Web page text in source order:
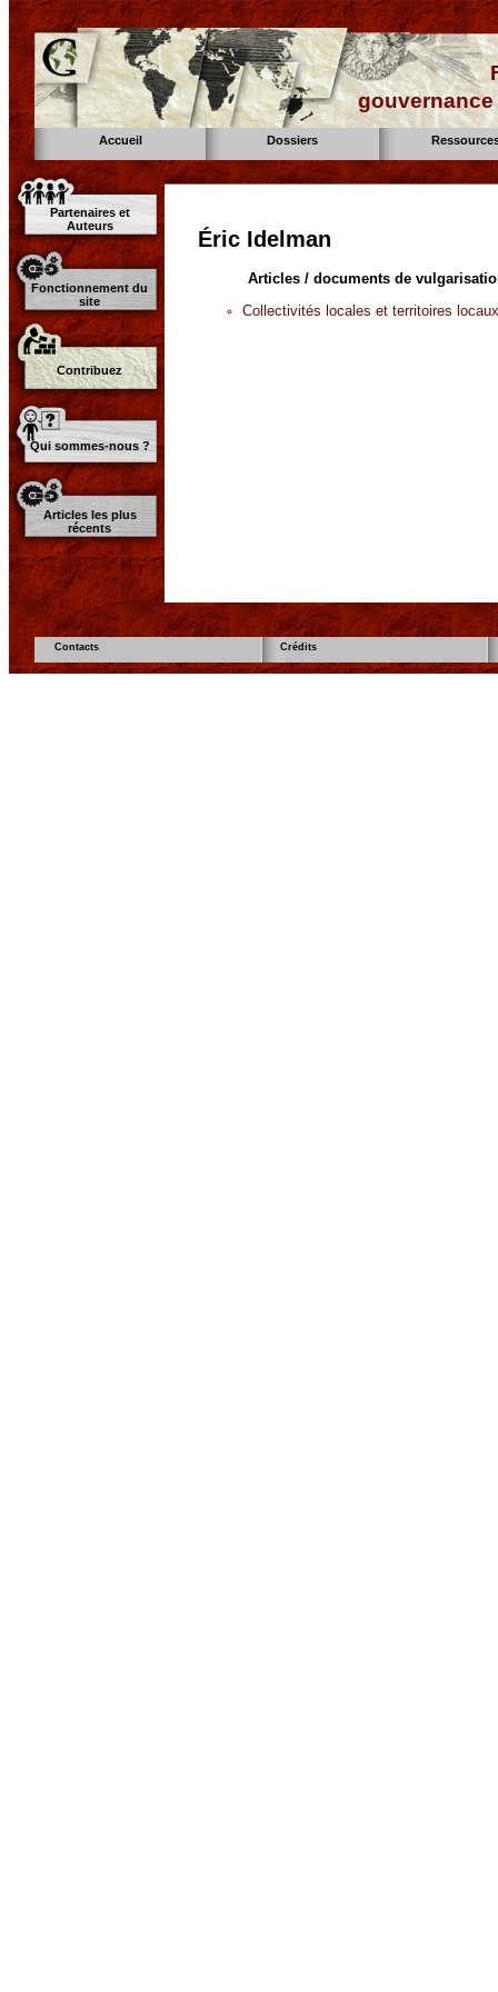
Accueil Dossiers
Partenaires et
Auteurs
Fonctionnement du
site
Contribuez
Qui sommes-nous ?
Articles les plus
récents
Éric Idelman
Articles / documents de
Collectivités locales et territoires
Contacts Crédits